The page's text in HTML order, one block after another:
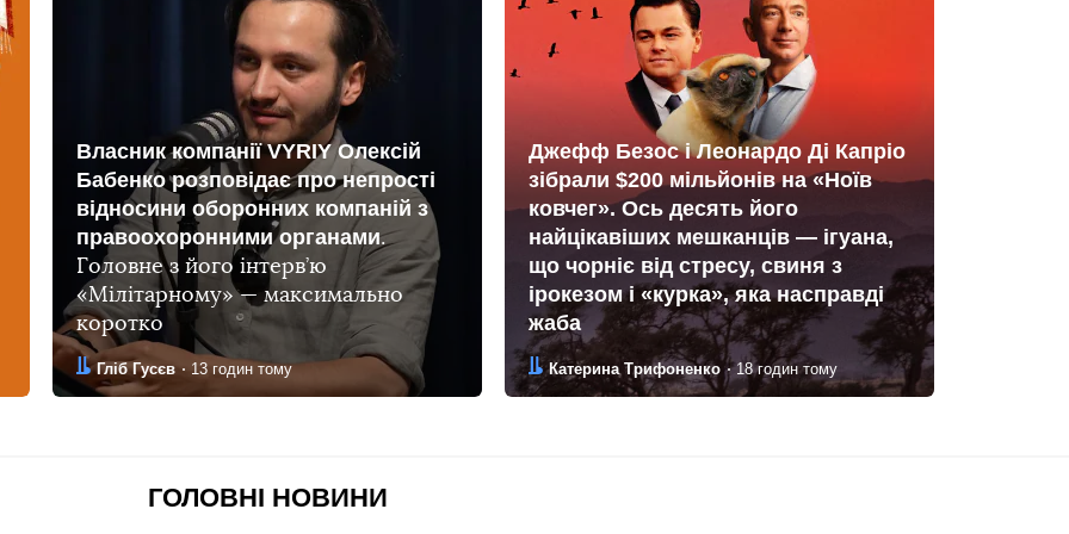
Власник компанії VYRIY Олексій
Бабенко розповідає про непрості
відносини оборонних компаній з
правоохоронними органами.
Головне з його інтерв’ю
«Мілітарному» — максимально
коротко
Автор:
Гліб Гусєв
Дата: 13 годин тому
Джефф Безос і Леонардо Ді Капріо
зібрали $200 мільйонів на «Ноїв
ковчег». Ось десять його
найцікавіших мешканців — ігуана,
що чорніє від стресу, свиня з
ірокезом і «курка», яка насправді
жаба
Автор:
Катерина Трифоненко
Дата: 18 годин тому
ГОЛОВНІ НОВИНИ